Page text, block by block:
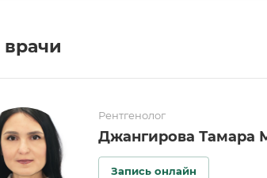
Рентгенолог
Джангирова Тамара
Запись онлайн